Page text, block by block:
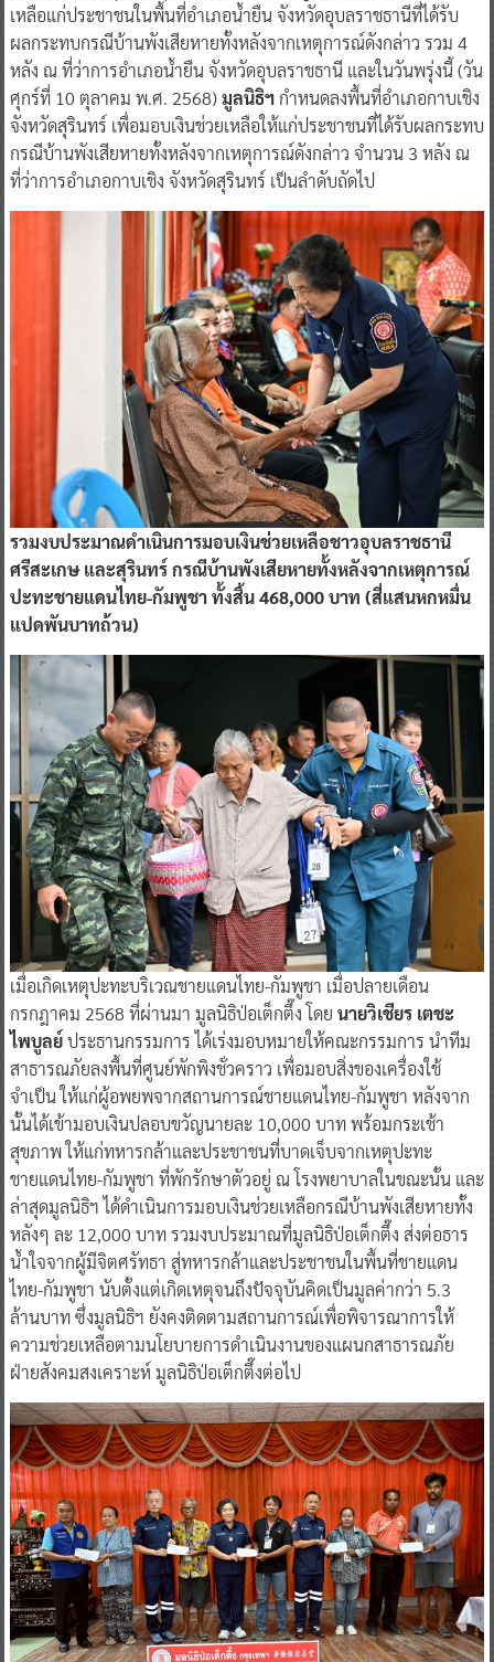
เหลือแก่ประชาชนในพื้นที่อำเภอน้ำยืน จังหวัดอุบลราชธานีที่ได้รับ
ผลกระทบกรณีบ้านพังเสียหายทั้งหลังจากเหตุการณ์ดังกล่าว รวม 4
หลัง ณ ที่ว่าการอำเภอน้ำยืน จังหวัดอุบลราชธานี และในวันพรุ่งนี้ (วัน
ศุกร์ที่ 10 ตุลาคม พ.ศ. 2568)มูลนิธิฯกำหนดลงพื้นที่อำเภอกาบเชิง
จังหวัดสุรินทร์ เพื่อมอบเงินช่วยเหลือให้แก่ประชาชนที่ได้รับผลกระทบ
กรณีบ้านพังเสียหายทั้งหลังจากเหตุการณ์ดังกล่าว จำนวน 3 หลัง ณ
ที่ว่าการอําเภอกาบเชิง จังหวัดสุรินทร์ เป็นลำดับถัดไป
รวมงบประมาณดำเนินการมอบเงินช่วยเหลือชาวอุบลราชธานี
ศรีสะเกษ และสุรินทร์ กรณีบ้านพังเสียหายทั้งหลังจากเหตุการณ์
ปะทะชายแดนไทย-กัมพูชา ทั้งสิ้น 468,000 บาท (สี่แสนหกหมื่น
แปดพันบาทถ้วน)
เมื่อเกิดเหตุปะทะบริเวณชายแดนไทย-กัมพูชา เมื่อปลายเดือน
กรกฎาคม 2568 ที่ผ่านมา มูลนิธิป่อเต็กตึ๊ง โดย นายวิเชียร เตชะ
ไพบูลย์ประธานกรรมการ ได้เร่งมอบหมายให้คณะกรรมการ นำทีม
สาธารณภัยลงพื้นที่ศูนย์พักพิงชั่วคราว เพื่อมอบสิ่งของเครื่องใช้
จำเป็น ให้แก่ผู้อพยพจากสถานการณ์ชายแดนไทย-กัมพูชา หลังจาก
นั้นได้เข้ามอบเงินปลอบขวัญนายละ 10,000 บาท พร้อมกระเช้า
สุขภาพ ให้แก่ทหารกล้าและประชาชนที่บาดเจ็บจากเหตุปะทะ
ชายแดนไทย-กัมพูชา ที่พักรักษาตัวอยู่ ณ โรงพยาบาลในขณะนั้น และ
ล่าสุดมูลนิธิฯ ได้ดำเนินการมอบเงินช่วยเหลือกรณีบ้านพังเสียหายทั้ง
หลังๆ ละ 12,000 บาท รวมงบประมาณที่มูลนิธิป่อเต็กตึ๊ง ส่งต่อธาร
น้ำใจจากผู้มีจิตศรัทธา สู่ทหารกล้าและประชาชนในพื้นที่ชายแดน
ไทย-กัมพูชา นับตั้งแต่เกิดเหตุจนถึงปัจจุบันคิดเป็นมูลค่ากว่า 5.3
ล้านบาท ซึ่งมูลนิธิฯ ยังคงติดตามสถานการณ์เพื่อพิจารณาการให้
ความช่วยเหลือตามนโยบายการดำเนินงานของแผนกสาธารณภัย
ฝ่ายสังคมสงเคราะห์ มูลนิธิป่อเต็กตึ๊งต่อไป